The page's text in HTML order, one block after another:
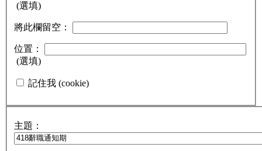
(選填)
將此欄留空：
位置：
(選填)
記住我 (cookie)
主題：